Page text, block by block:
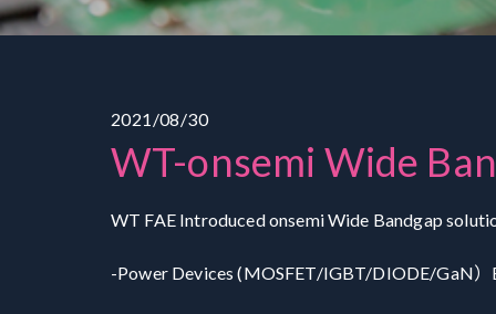
2021/08/30
WT-onsemi Wide
WT FAE Introduced onsemi Wide Bandgap
-Power Devices (MOSFET/IGBT/DIODE/GaN